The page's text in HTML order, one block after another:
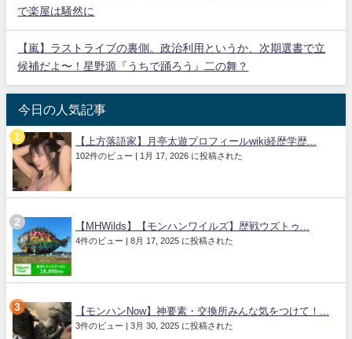
で楽屋は騒然に
【嵐】ラストライブの裏側。政治利用というか、次期選書で立
候補だよ〜！星野源『うちで踊ろう』二の舞？
今日の人気記事
【上方落語家】月亭太遊プロフィールwiki経歴学歴...
102件のビュー | 1月 17, 2026 に投稿された
【MHWilds】【モンハンワイルズ】歴戦ウズトゥ...
4件のビュー | 8月 17, 2025 に投稿された
【モンハンNow】神要素・交換所みんな気をつけて！...
3件のビュー | 3月 30, 2025 に投稿された